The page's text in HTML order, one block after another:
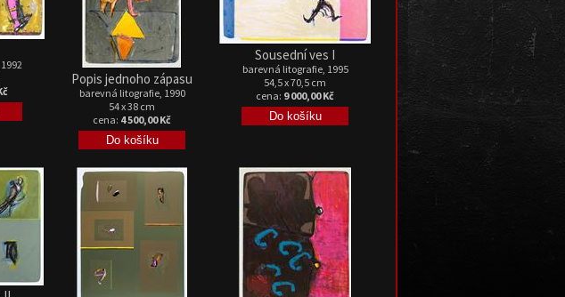
Popis jednoho zápasu
barevná litografie, 1990
54 x 38 cm
cena: 4 500,00 Kč
Sousední ves I
barevná litografie, 1995
54,5 x 70,5 cm
cena: 9 000,00 Kč